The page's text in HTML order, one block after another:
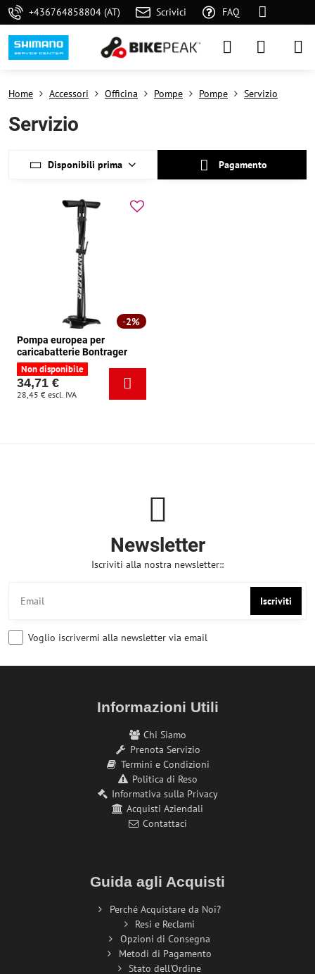
+436764858804 (AT) Scrivici FAQ
Home Accessori Officina Pompe Pompe Servizio
Servizio
Disponibili prima Pagamento
2%
Pompa europea per
caricabatterie Bontrager
Non disponibile
34,71 €
28,45 € escl. IVA
Newsletter
Iscriviti alla nostra newsletter::
Iscriviti
Voglio iscrivermi alla newsletter via email
Informazioni Utili
Chi Siamo
Prenota Servizio
Termini e Condizioni
Politica di Reso
Informativa sulla Privacy
Acquisti Aziendali
Contattaci
Guida agli Acquisti
Perché Acquistare da Noi?
Resi e Reclami
Opzioni di Consegna
Metodi di Pagamento
Stato dell'Ordine